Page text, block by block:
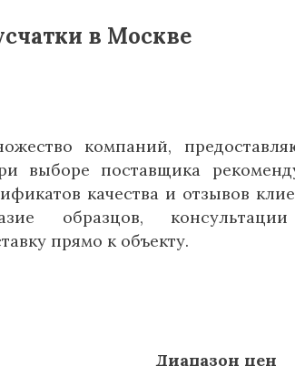
в Москве
компаний,
выборе поставщика
качества и отзывов
образцов,
прямо к объекту.
Диапазон цен